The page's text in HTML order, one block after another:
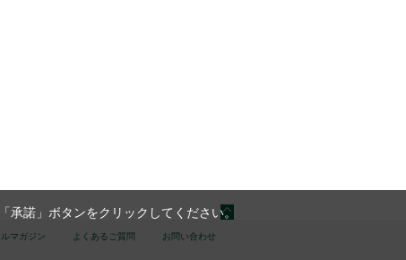
ルマガジン よくあるご質問 お問い合わせ
諾」ボタンをクリックしてください。